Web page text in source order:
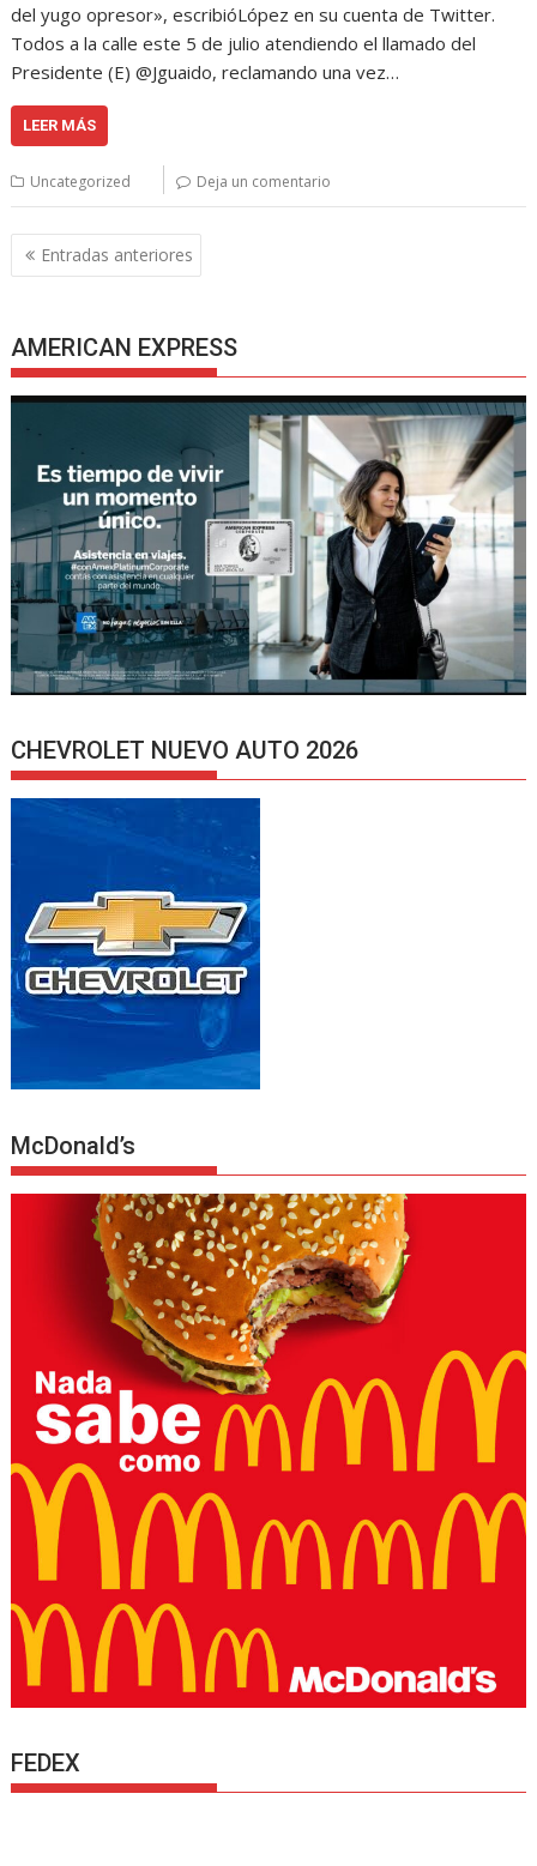
del yugo opresor», escribióLópez en su cuenta de Twitter.
Todos a la calle este 5 de julio atendiendo el llamado del
Presidente (E) @Jguaido, reclamando una vez…
LEER MÁS
Uncategorized Deja un comentario
Navegación
de
Entradas anteriores
AMERICAN EXPRESS
CHEVROLET NUEVO AUTO 2026
McDonald’s
FEDEX